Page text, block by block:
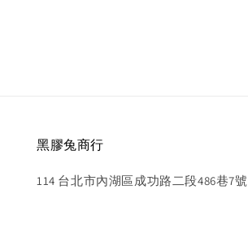
黑膠兔商行
114 台北市內湖區成功路二段486巷7號